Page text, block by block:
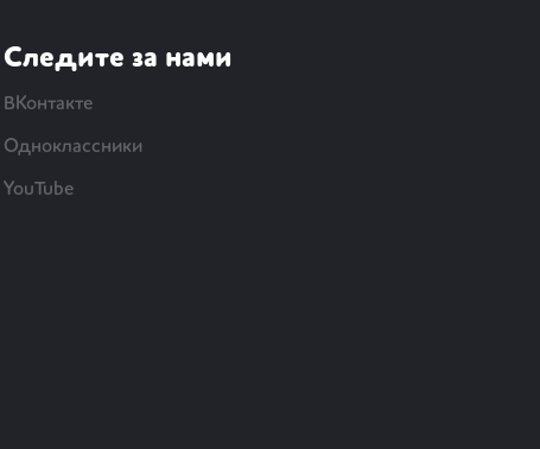
Следите за нами
ВКонтакте
Одноклассники
YouTube